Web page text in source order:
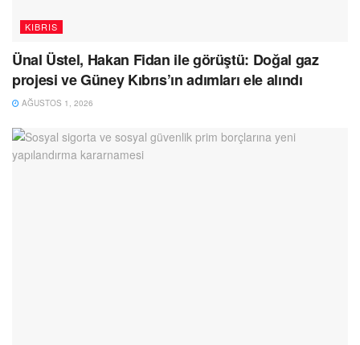
KIBRIS
Ünal Üstel, Hakan Fidan ile görüştü: Doğal gaz
projesi ve Güney Kıbrıs’ın adımları ele alındı
AĞUSTOS 1, 2026